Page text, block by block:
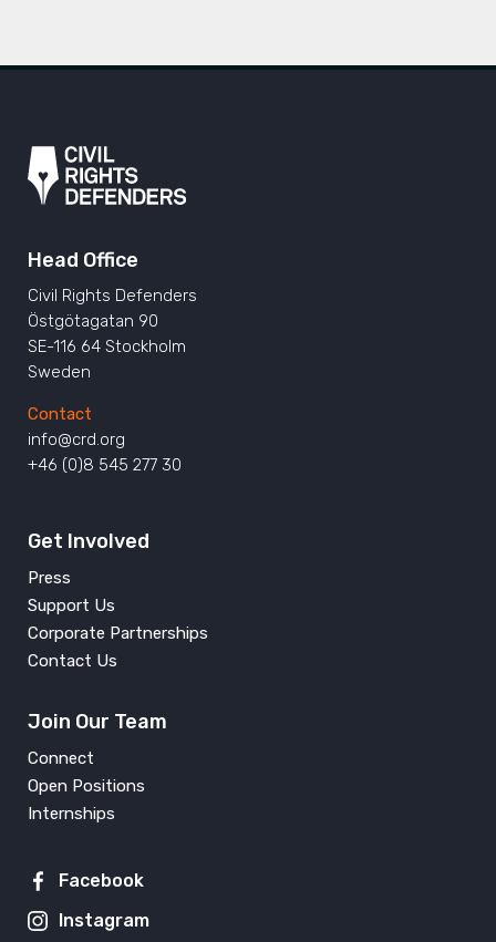
Head Office
Civil Rights Defenders
Östgötagatan 90
SE-116 64 Stockholm
Sweden
Contact
info@crd.org
+46 (0)8 545 277 30
Get Involved
Press
Support Us
Corporate Partnerships
Contact Us
Join Our Team
Connect
Open Positions
Internships
Facebook
Instagram